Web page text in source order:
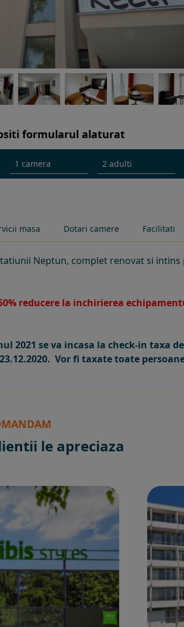
formularul alaturat
masa Dotari camere Facilitati
Neptun, complet renovat si intins
reducere la inchirierea
2021 se va incasa la check-in taxa
Vor fi taxate toate
le apreciaza